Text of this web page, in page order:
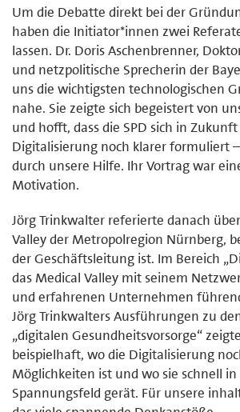
Um die Debatte direkt bei der
haben die Initiator*innen zwei
lassen. Dr. Doris Aschenbrenner,
und netzpolitische Sprecherin der
uns die wichtigsten technologischen
nahe. Sie zeigte sich begeistert von
und hofft, dass die SPD sich in
Digitalisierung noch klarer formuliert
durch unsere Hilfe. Ihr Vortrag war
Motivation.
Jörg Trinkwalter referierte danach
Valley der Metropolregion Nürnberg,
der Geschäftsleitung ist. Im Bereich
das Medical Valley mit seinem
und erfahrenen Unternehmen
Jörg Trinkwalters Ausführungen zu
„digitalen Gesundheitsvorsorge“
beispielhaft, wo die Digitalisierung
Möglichkeiten ist und wo sie schnell in
Spannungsfeld gerät. Für unsere